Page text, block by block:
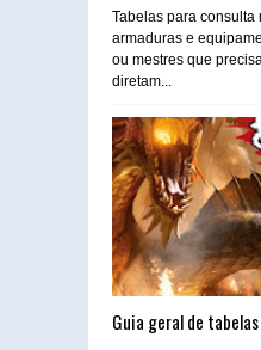
Tabelas para consulta
armaduras e
ou mestres que
diretam...
Guia geral de